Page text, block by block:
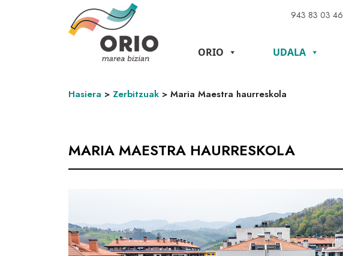
943 83 03 46
ORIO UDALA
Hasiera > Zerbitzuak > Maria Maestra haurreskola
MARIA MAESTRA HAURRESKOLA